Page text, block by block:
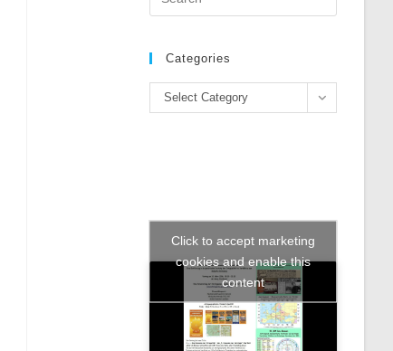
panel.
Categories
Categories
Select Category
Click to accept marketing
cookies and enable this
content